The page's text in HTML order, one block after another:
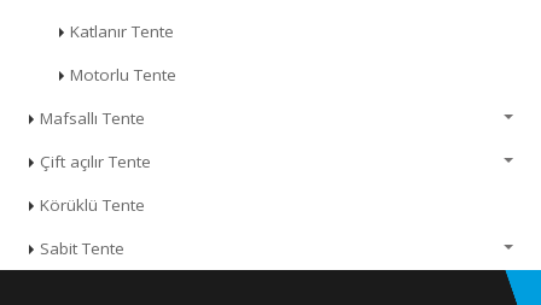
Katlanır Tente
Motorlu Tente
Mafsallı Tente
Çift açılır Tente
Körüklü Tente
Sabit Tente